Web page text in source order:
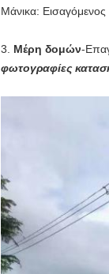
Μάνικα: Εισαγόμενος
3. Μέρη δομών-
φωτογραφίες